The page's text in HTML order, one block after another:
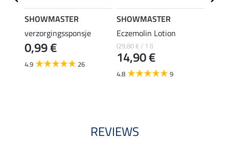
SHOWMASTER
verzorgingssponsje
0,99 €
4.9 26
SHOWMASTER
Eczemolin Lotion
(29,80 € / 1 l)
14,90 €
4.8 9
REVIEWS